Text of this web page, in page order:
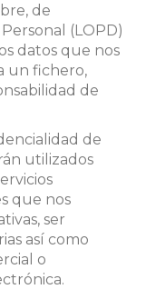
de
(LOPD)
datos que nos
un fichero,
de
de
utilizados
que nos
ser
así como
o